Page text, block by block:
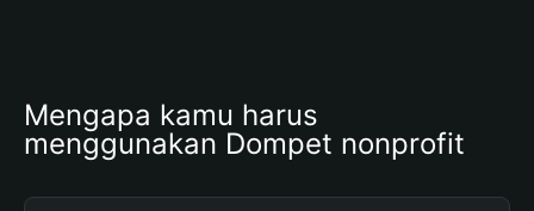
Mengapa kamu harus
menggunakan Dompet nonprofit